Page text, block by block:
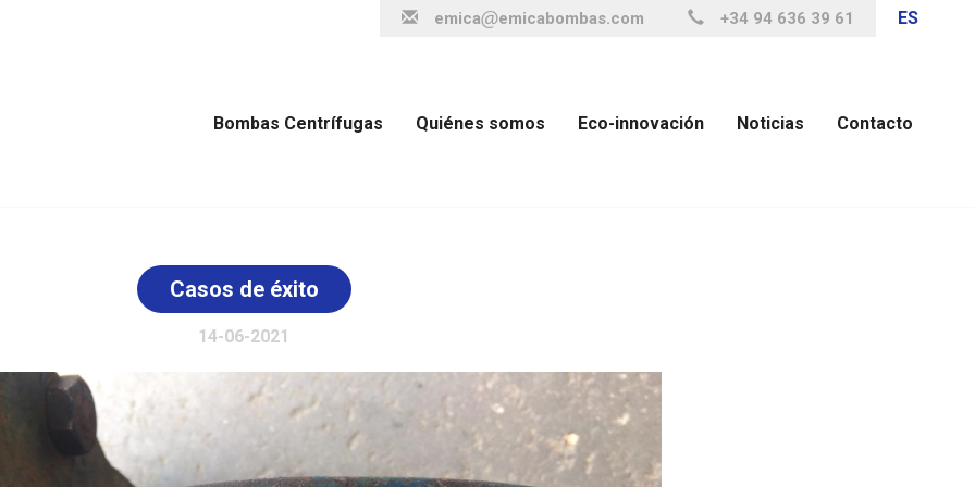
ES
emica emicabombas.com +34 94 636 39 61
Bombas Centrífugas Quiénes somos Eco-innovación Noticias Contacto
Casos de éxito
14-06-2021